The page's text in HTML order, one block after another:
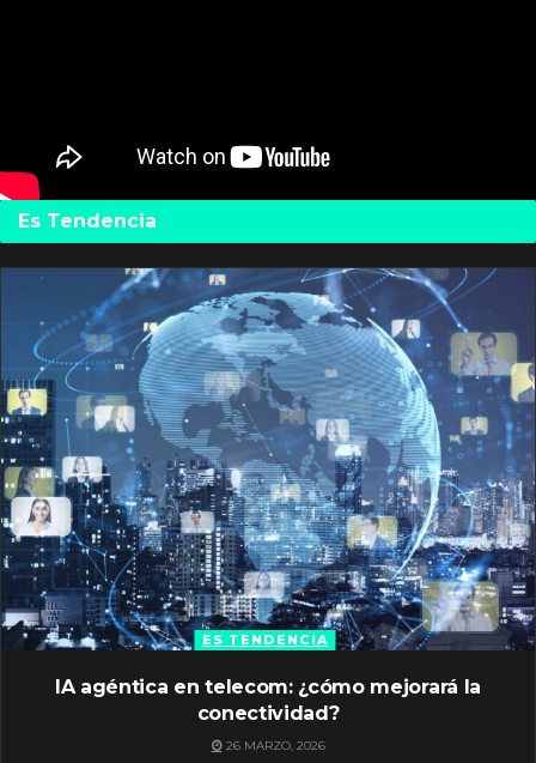
Es Tendencia
ES TENDENCIA
IA agéntica en telecom: ¿cómo mejorará la
conectividad?
26 MARZO, 2026